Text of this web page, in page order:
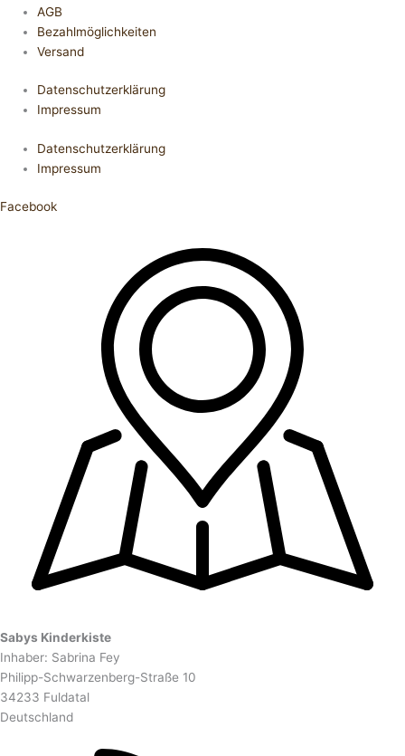
AGB
Bezahlmöglichkeiten
Versand
Datenschutzerklärung
Impressum
Datenschutzerklärung
Impressum
Facebook
Sabys Kinderkiste
Inhaber: Sabrina Fey
Philipp-Schwarzenberg-Straße 10
34233 Fuldatal
Deutschland